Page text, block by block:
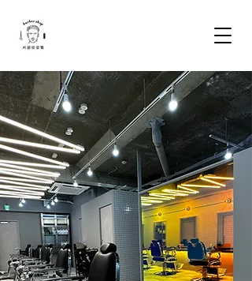
Barber shop
CARIB CLUB